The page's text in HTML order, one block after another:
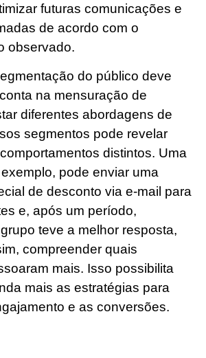
futuras comunicações e
de acordo com o
observado.
do público deve
na mensuração de
diferentes abordagens de
segmentos pode revelar
distintos. Uma
pode enviar uma
de desconto via e-mail para
e, após um período,
teve a melhor resposta,
compreender quais
mais. Isso possibilita
mais as estratégias para
e as conversões.